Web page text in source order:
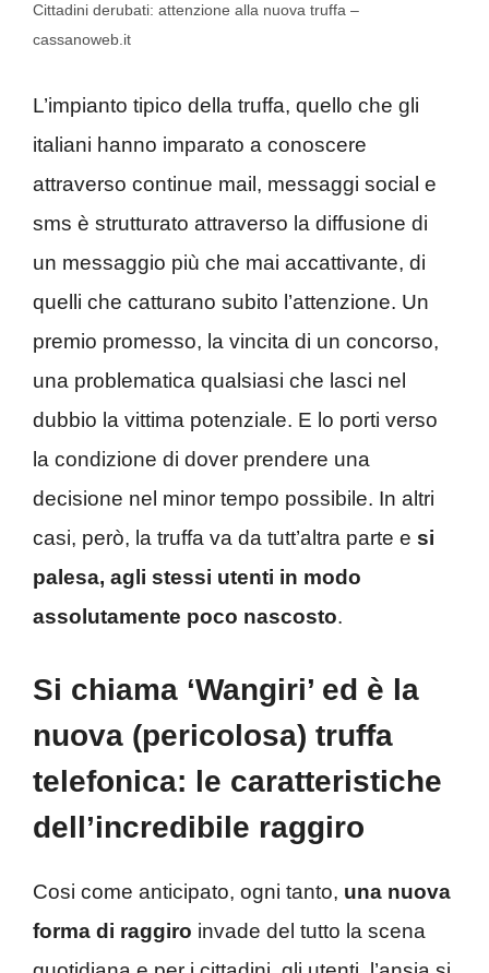
Cittadini derubati: attenzione alla nuova truffa –
cassanoweb.it
L’impianto tipico della truffa, quello che gli
italiani hanno imparato a conoscere
attraverso continue mail, messaggi social e
sms è strutturato attraverso la diffusione di
un messaggio più che mai accattivante, di
quelli che catturano subito l’attenzione. Un
premio promesso, la vincita di un concorso,
una problematica qualsiasi che lasci nel
dubbio la vittima potenziale. E lo porti verso
la condizione di dover prendere una
decisione nel minor tempo possibile. In altri
casi, però, la truffa va da tutt’altra parte e si
palesa, agli stessi utenti in modo
assolutamente poco nascosto.
Si chiama ‘Wangiri’ ed è la
nuova (pericolosa) truffa
telefonica: le caratteristiche
dell’incredibile raggiro
Cosi come anticipato, ogni tanto, una nuova
forma di raggiro invade del tutto la scena